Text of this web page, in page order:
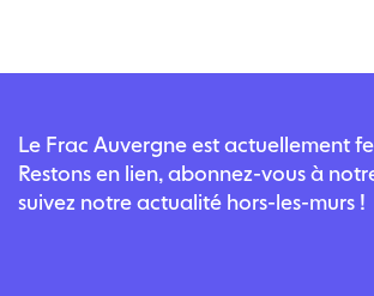
Le Frac Auvergne est actuellement
Restons en lien, abonnez-vous à
suivez notre actualité hors-les-murs !